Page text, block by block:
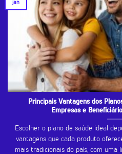
Principais Vantagens dos
Empresas e
Escolher o plano de saúde ideal
vantagens que cada produto
mais tradicionais do país, com uma
jan